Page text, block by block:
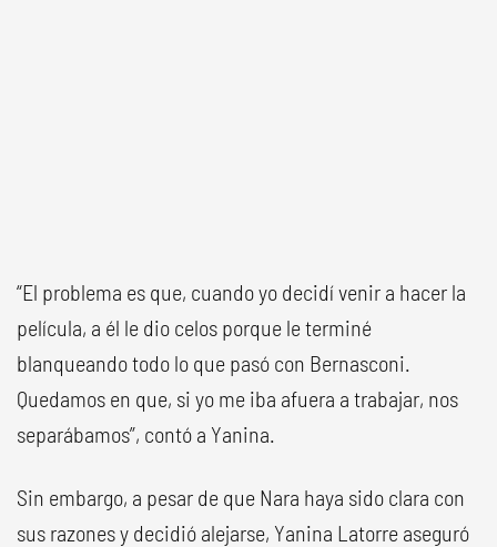
“El problema es que, cuando yo decidí venir a hacer la
película, a él le dio celos porque le terminé
blanqueando todo lo que pasó con Bernasconi.
Quedamos en que, si yo me iba afuera a trabajar, nos
separábamos”, contó a Yanina.
Sin embargo, a pesar de que Nara haya sido clara con
sus razones y decidió alejarse, Yanina Latorre aseguró